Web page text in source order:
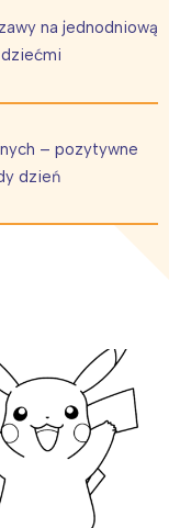
na jednodniową
– pozytywne
dzień